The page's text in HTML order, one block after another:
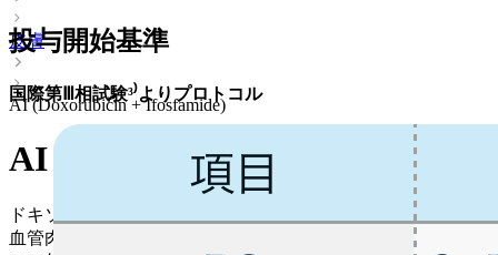
投与開始基準
国際第Ⅲ相試験³⁾よりプロトコル
皮膚
AI (Doxorubicin + Ifosfamide)
AI (Doxorubicin + Ifosfamide)
ドキソルビシン + イホスファミド
血管肉腫 > 進行期 二次治療以降